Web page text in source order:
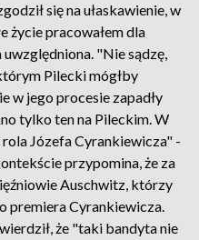
się na ułaskawienie, w
życie pracowałem dla
uwzględniona. "Nie sądzę,
Pilecki mógłby
w jego procesie zapadły
tylko ten na Pileckim. W
Józefa Cyrankiewicza" -
przypomina, że za
Auschwitz, którzy
premiera Cyrankiewicza.
że "taki bandyta nie